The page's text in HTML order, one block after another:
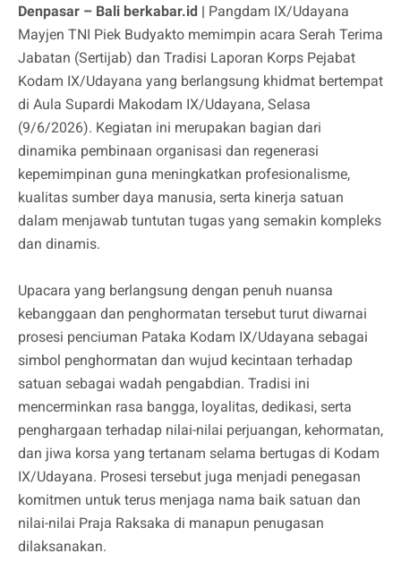
Denpasar – Bali berkabar.id | Pangdam IX/Udayana
Mayjen TNI Piek Budyakto memimpin acara Serah Terima
Jabatan (Sertijab) dan Tradisi Laporan Korps Pejabat
Kodam IX/Udayana yang berlangsung khidmat bertempat
di Aula Supardi Makodam IX/Udayana, Selasa
(9/6/2026). Kegiatan ini merupakan bagian dari
dinamika pembinaan organisasi dan regenerasi
kepemimpinan guna meningkatkan profesionalisme,
kualitas sumber daya manusia, serta kinerja satuan
dalam menjawab tuntutan tugas yang semakin kompleks
dan dinamis.
Upacara yang berlangsung dengan penuh nuansa
kebanggaan dan penghormatan tersebut turut diwarnai
prosesi penciuman Pataka Kodam IX/Udayana sebagai
simbol penghormatan dan wujud kecintaan terhadap
satuan sebagai wadah pengabdian. Tradisi ini
mencerminkan rasa bangga, loyalitas, dedikasi, serta
penghargaan terhadap nilai-nilai perjuangan, kehormatan,
dan jiwa korsa yang tertanam selama bertugas di Kodam
IX/Udayana. Prosesi tersebut juga menjadi penegasan
komitmen untuk terus menjaga nama baik satuan dan
nilai-nilai Praja Raksaka di manapun penugasan
dilaksanakan.